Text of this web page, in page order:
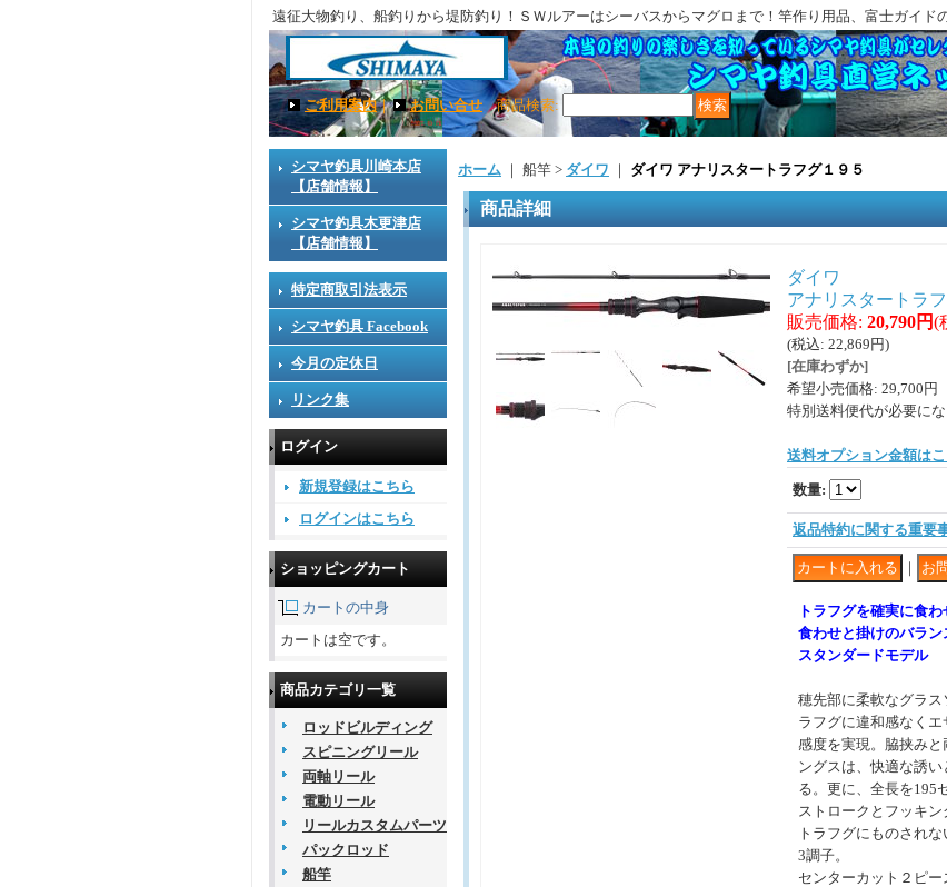
遠征大物釣り、船釣りから堤防釣り！ＳＷルアーはシーバスからマグロまで！竿作り用品、富士ガイド
ご利用案内｜ お問い合せ 商品検索:
シマヤ釣具川崎本店
【店舗情報】
シマヤ釣具木更津店
【店舗情報】
特定商取引法表示
シマヤ釣具 Facebook
今月の定休日
リンク集
ログイン
新規登録はこちら
ログインはこちら
ショッピングカート
カートの中身
カートは空です。
商品カテゴリ一覧
ロッドビルディング
スピニングリール
両軸リール
電動リール
リールカスタムパーツ
パックロッド
船竿
ホーム ｜ 船竿 > ダイワ ｜ ダイワ アナリスタートラフグ１９５
商品詳細
ダイワ
アナリスタートラ
販売価格: 20,790円(
(税込: 22,869円)
[在庫わずか]
希望小売価格: 29,700円
特別送料便代が必要にな
送料オプション金額は
数量:
返品特約に関する重要
｜
トラフグを確実に食わ
食わせと掛けのバラ
スタンダードモデル
穂先部に柔軟なグラス
ラフグに違和感なく
感度を実現。脇挟み
ングスは、快適な誘
る。更に、全長を195
ストロークとフッキ
トラフグにものされ
3調子。
センターカット２ピー